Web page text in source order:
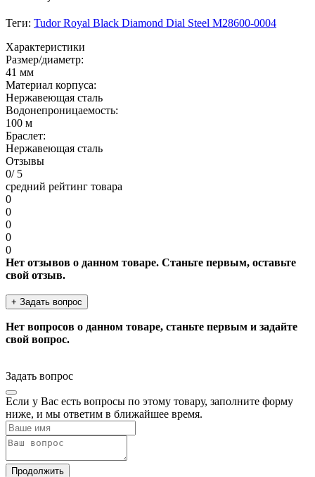
Теги: Tudor Royal Black Diamond Dial Steel M28600-0004
Характеристики
Размер/диаметр:
41 мм
Материал корпуса:
Нержавеющая сталь
Водонепроницаемость:
100 м
Браслет:
Нержавеющая сталь
Отзывы
0/ 5
средний рейтинг товара
0
0
0
0
0
Нет отзывов о данном товаре. Станьте первым, оставьте
свой отзыв.
+ Задать вопрос
Нет вопросов о данном товаре, станьте первым и задайте
свой вопрос.
Задать вопрос
Если у Вас есть вопросы по этому товару, заполните форму
ниже, и мы ответим в ближайшее время.
Продолжить